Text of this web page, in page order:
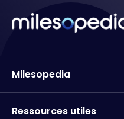
Milesopedia
Ressources utiles